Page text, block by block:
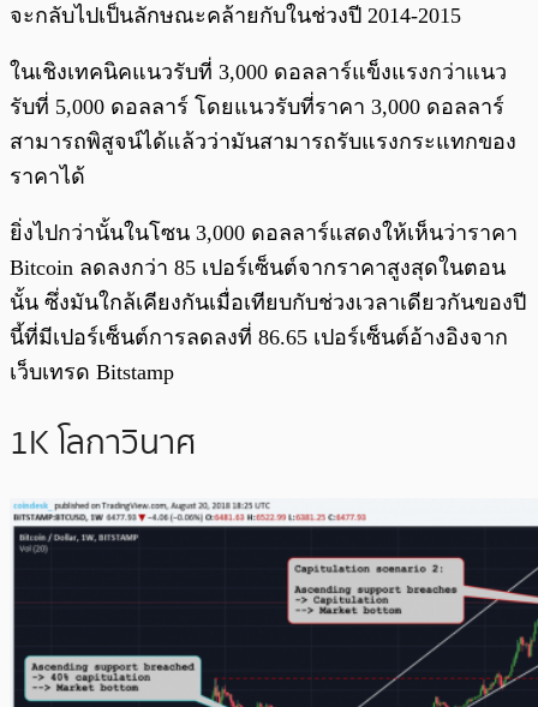
จะกลับไปเป็นลักษณะคล้ายกับในช่วงปี 2014-2015
ในเชิงเทคนิคแนวรับที่ 3,000 ดอลลาร์แข็งแรงกว่าแนว
รับที่ 5,000 ดอลลาร์ โดยแนวรับที่ราคา 3,000 ดอลลาร์
สามารถพิสูจน์ได้แล้วว่ามันสามารถรับแรงกระแทกของ
ราคาได้
ยิ่งไปกว่านั้นในโซน 3,000 ดอลลาร์แสดงให้เห็นว่าราคา
Bitcoin ลดลงกว่า 85 เปอร์เซ็นต์จากราคาสูงสุดในตอน
นั้น ซึ่งมันใกล้เคียงกันเมื่อเทียบกับช่วงเวลาเดียวกันของปี
นี้ที่มีเปอร์เซ็นต์การลดลงที่ 86.65 เปอร์เซ็นต์อ้างอิงจาก
เว็บเทรด Bitstamp
1K โลกาวินาศ